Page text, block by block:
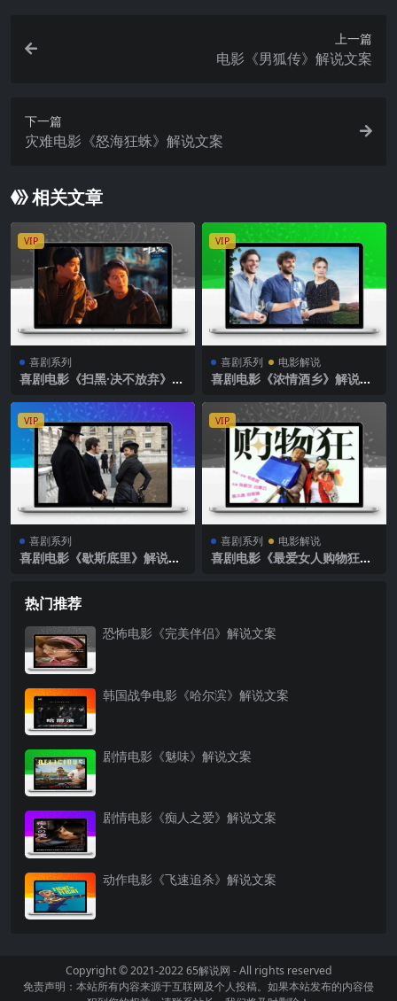
上一篇
电影《男狐传》解说文案
下一篇
灾难电影《怒海狂蛛》解说文案
相关文章
VIP
喜剧系列
喜剧电影《扫黑·决不放弃》解
VIP
喜剧系列 电影解说
喜剧电影《浓情酒乡》解说文
VIP
喜剧系列
喜剧电影《歇斯底里》解说文
VIP
喜剧系列 电影解说
喜剧电影《最爱女人购物狂》
热门推荐
恐怖电影《完美伴侣》解说文案
韩国战争电影《哈尔滨》解说文案
剧情电影《魅味》解说文案
剧情电影《痴人之爱》解说文案
动作电影《飞速追杀》解说文案
Copyright © 2021-202265解说网 - All rights reserved
免责声明：本站所有内容来源于互联网及个人投稿。如果本站发布的内容侵